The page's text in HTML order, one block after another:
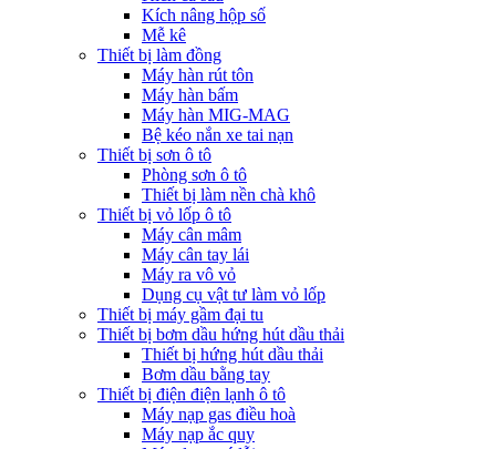
Kích nâng hộp số
Mễ kê
Thiết bị làm đồng
Máy hàn rút tôn
Máy hàn bấm
Máy hàn MIG-MAG
Bệ kéo nắn xe tai nạn
Thiết bị sơn ô tô
Phòng sơn ô tô
Thiết bị làm nền chà khô
Thiết bị vỏ lốp ô tô
Máy cân mâm
Máy cân tay lái
Máy ra vô vỏ
Dụng cụ vật tư làm vỏ lốp
Thiết bị máy gầm đại tu
Thiết bị bơm dầu hứng hút dầu thải
Thiết bị hứng hút dầu thải
Bơm dầu bằng tay
Thiết bị điện điện lạnh ô tô
Máy nạp gas điều hoà
Máy nạp ắc quy